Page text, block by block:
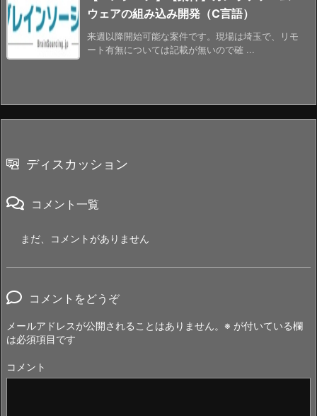
ウェアの組み込み開発（C言語）
来週以降開始可能な案件です。現場は埼玉で、リモ
ート有無については記載が無いので確 ...
ディスカッション
コメント一覧
まだ、コメントがありません
コメントをどうぞ
メールアドレスが公開されることはありません。 ※ が付いている欄
は必須項目です
コメント